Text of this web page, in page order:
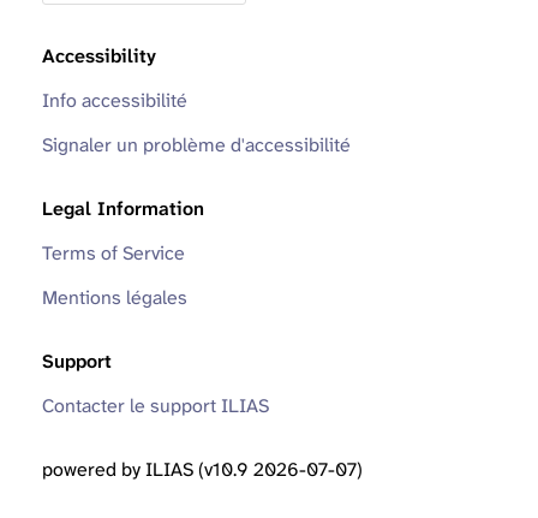
Accessibility
Info accessibilité
Signaler un problème d'accessibilité
Legal Information
Terms of Service
Mentions légales
Support
Contacter le support ILIAS
powered by ILIAS (v10.9 2026-07-07)